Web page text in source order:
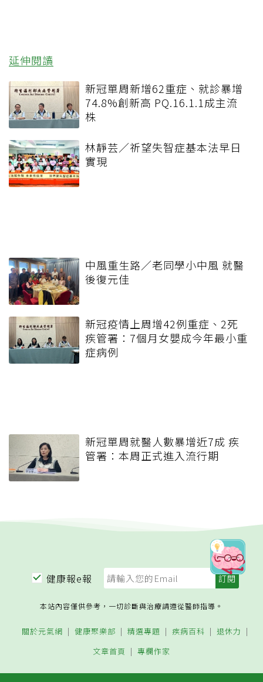
延伸閱讀
新冠單周新增62重症、就診暴增
74.8%創新高 PQ.16.1.1成主流
株
林靜芸／祈望失智症基本法早日
實現
中風重生路／老同學小中風 就醫
後復元佳
新冠疫情上周增42例重症、2死
疾管署：7個月女嬰成今年最小重
症病例
新冠單周就醫人數暴增近7成 疾
管署：本周正式進入流行期
健康報e報
本站內容僅供參考，一切診斷與治療請遵從醫師指導。
關於元氣網 健康聚樂部 精選專題 疾病百科
退休力
文章首頁
專欄作家